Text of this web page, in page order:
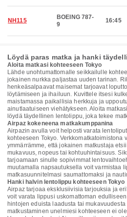
NH115
BOEING 787-
9
16:45
Löydä paras matka ja hanki
Aloita matkasi kohteeseen Tokyo
Lähde unohtumattomalle seikkailulle
jokainen nurkka paljastaa uuden tarinan.
henkeäsalpaavat maisemat tarjoavat
löytämiseen ja ihailuun. Kuvittele itsesi
maistamassa paikallisia herkkuja ja
ainutlaatuiseen viehätykseen. Aloita
löydä täydellinen lentolippu, joka tekee
Airpaz kokeneena matkakumppanina
Airpazin avulla voit helposti varata
kohteeseen Tokyo. Verkkomatkatoimistona
ymmärrämme, että jokainen matkustaja
mukavuus, nopeus tai kohtuuhintaisuus.
tarjoamaan sinulle sopivimmat
muutamalla napsautuksella voit varmistaa
matkasuunnitelmasi saumattomaksi ja
Hanki halvin lentolippu kohteeseen Tokyo
Airpaz tarjoaa eksklusiivisia tarjouksia ja
voit varata lippusi uskomattoman
hintojen eduista laadusta tai
matkustaminen unelmiesi kohteeseen ei